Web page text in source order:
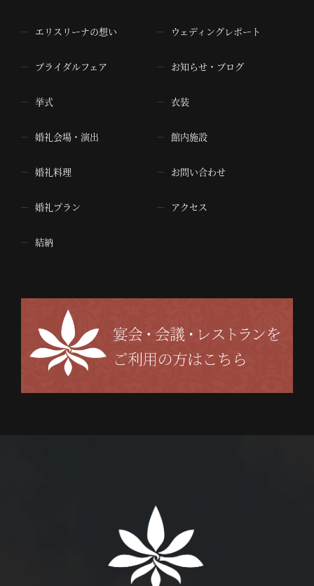
エリスリーナの想い
ブライダルフェア
挙式
婚礼会場・演出
婚礼料理
婚礼プラン
結納
ウェディングレポート
お知らせ・ブログ
衣装
館内施設
お問い合わせ
アクセス